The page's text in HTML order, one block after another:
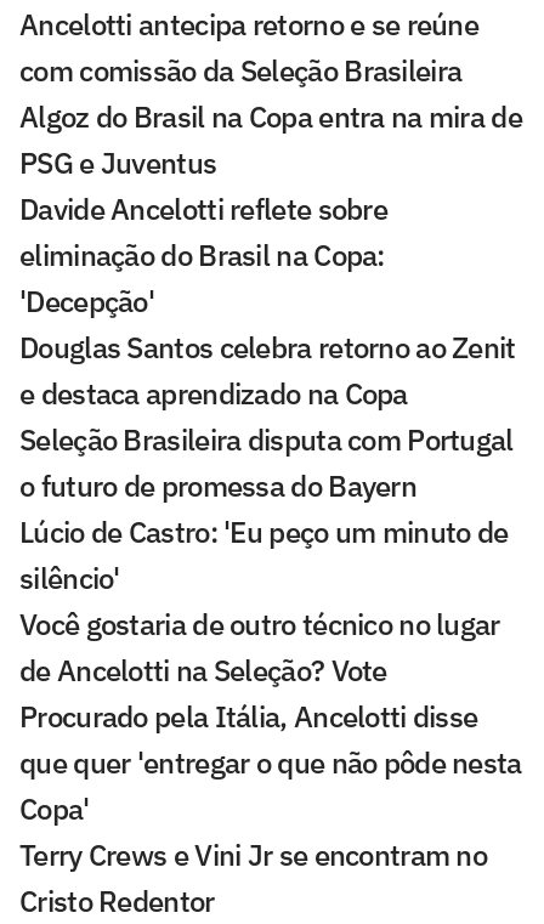
Ancelotti antecipa retorno e se reúne
com comissão da Seleção Brasileira
Algoz do Brasil na Copa entra na mira de
PSG e Juventus
Davide Ancelotti reflete sobre
eliminação do Brasil na Copa:
'Decepção'
Douglas Santos celebra retorno ao Zenit
e destaca aprendizado na Copa
Seleção Brasileira disputa com Portugal
o futuro de promessa do Bayern
Lúcio de Castro: 'Eu peço um minuto de
silêncio'
Você gostaria de outro técnico no lugar
de Ancelotti na Seleção? Vote
Procurado pela Itália, Ancelotti disse
que quer 'entregar o que não pôde nesta
Copa'
Terry Crews e Vini Jr se encontram no
Cristo Redentor